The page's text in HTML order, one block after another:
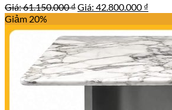
Giá:61.150.000₫Giá
là:
61.150.000 ₫.
Giá: 42.800.000 ₫
tại
là:
Giảm 20%